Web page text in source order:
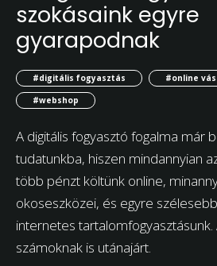
szokásaink egyre
gyarapodnak
#digitális fogyasztás
#online
#webshop
A digitális fogyasztó fogalma már
tudatunkba, hiszen mindannyian
több pénzt költünk online,
okoseszközei, és egyre
internetes
számoknak is utánajárt.